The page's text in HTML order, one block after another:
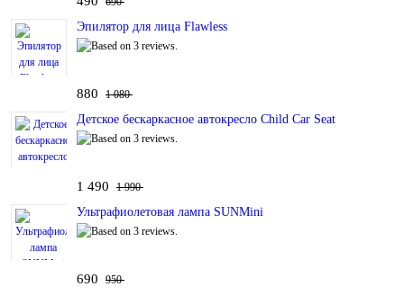
Эпилятор для лица Flawless
880 1 080
Детское бескаркасное автокресло Child Car Seat
1 490 1 990
Ультрафиолетовая лампа SUNMini
690 950